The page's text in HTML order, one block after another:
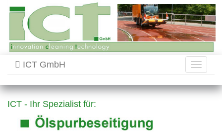
Toggle
ICT GmbH
ICT - Ihr Spezialist für: